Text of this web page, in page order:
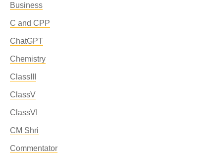
Business
C and CPP
ChatGPT
Chemistry
ClassIII
ClassV
ClassVI
CM Shri
Commentator